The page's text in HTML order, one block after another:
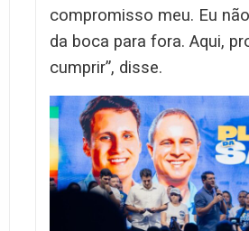
compromisso meu. Eu
da boca para fora. Aqui,
cumprir”, disse.